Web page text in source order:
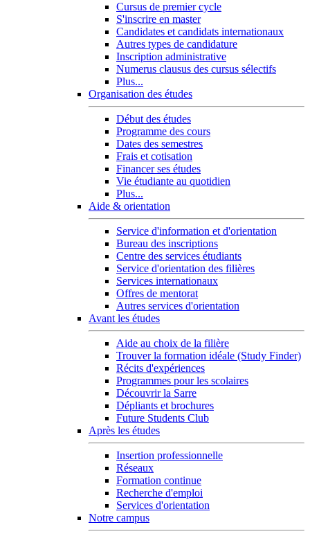
Cursus de premier cycle
S'inscrire en master
Candidates et candidats internationaux
Autres types de candidature
Inscription administrative
Numerus clausus des cursus sélectifs
Plus...
Organisation des études
Début des études
Programme des cours
Dates des semestres
Frais et cotisation
Financer ses études
Vie étudiante au quotidien
Plus...
Aide & orientation
Service d'information et d'orientation
Bureau des inscriptions
Centre des services étudiants
Service d'orientation des filières
Services internationaux
Offres de mentorat
Autres services d'orientation
Avant les études
Aide au choix de la filière
Trouver la formation idéale (Study Finder)
Récits d'expériences
Programmes pour les scolaires
Découvrir la Sarre
Dépliants et brochures
Future Students Club
Après les études
Insertion professionnelle
Réseaux
Formation continue
Recherche d'emploi
Services d'orientation
Notre campus